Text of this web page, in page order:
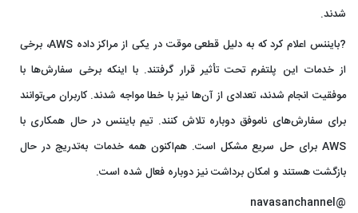
شدند.
?بایننس اعلام کرد که به دلیل قطعی موقت در یکی از مراکز داده AWS، برخی
از خدمات این پلتفرم تحت تأثیر قرار گرفتند. با اینکه برخی سفارش‌ها با
موفقیت انجام شدند، تعدادی از آن‌ها نیز با خطا مواجه شدند. کاربران می‌توانند
برای سفارش‌های ناموفق دوباره تلاش کنند. تیم بایننس در حال همکاری با
AWS برای حل سریع مشکل است. هم‌اکنون همه خدمات به‌تدریج در حال
بازگشت هستند و امکان برداشت نیز دوباره فعال شده است.
@navasanchannel